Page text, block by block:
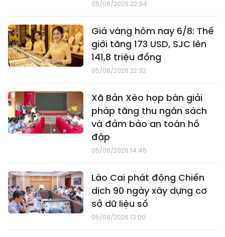
05/08/2026 22:34
Giá vàng hôm nay 6/8: Thế
giới tăng 173 USD, SJC lên
141,8 triệu đồng
05/08/2026 22:32
Xã Bản Xèo họp bàn giải
pháp tăng thu ngân sách
và đảm bảo an toàn hồ
đập
05/08/2026 14:46
Lào Cai phát động Chiến
dịch 90 ngày xây dựng cơ
sở dữ liệu số
05/08/2026 13:00